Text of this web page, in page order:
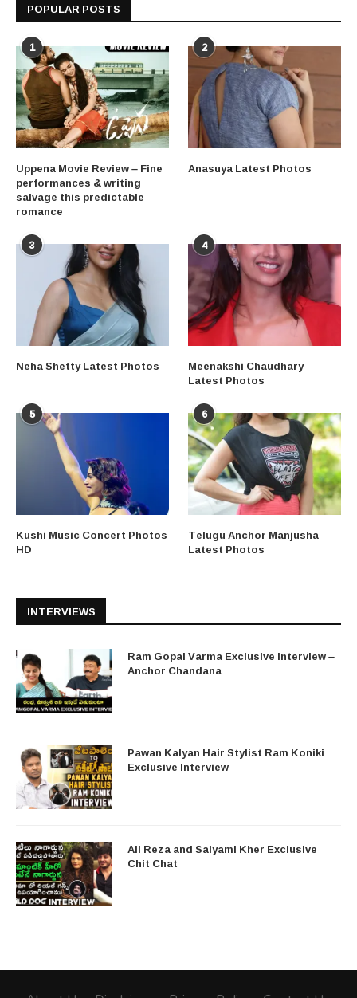
POPULAR POSTS
1
Uppena Movie Review – Fine
performances & writing
salvage this predictable
romance
2
Anasuya Latest Photos
3
Neha Shetty Latest Photos
4
Meenakshi Chaudhary
Latest Photos
5
Kushi Music Concert Photos
HD
6
Telugu Anchor Manjusha
Latest Photos
INTERVIEWS
Ram Gopal Varma Exclusive Interview –
Anchor Chandana
Pawan Kalyan Hair Stylist Ram Koniki
Exclusive Interview
Ali Reza and Saiyami Kher Exclusive
Chit Chat